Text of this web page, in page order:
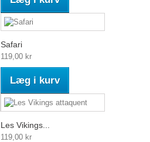
Safari
119,00 kr
Læg i kurv
Les Vikings...
119,00 kr